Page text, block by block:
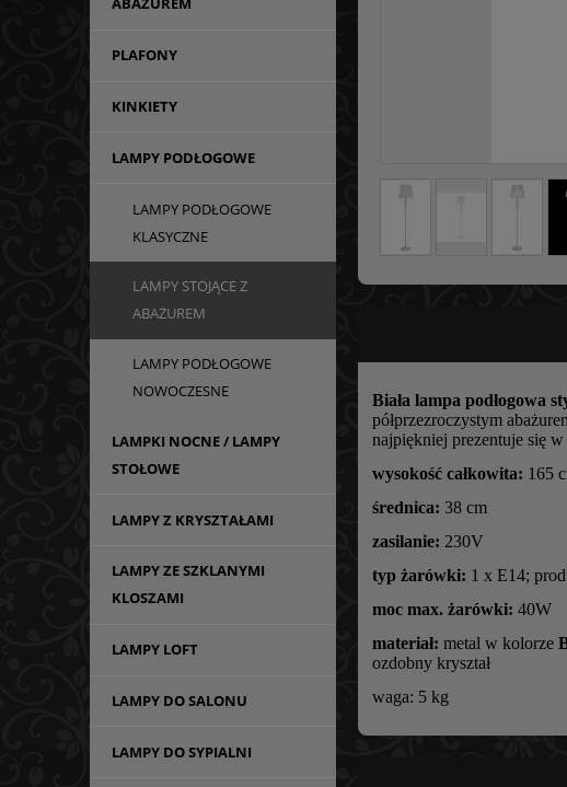
PLAFONY
KINKIETY
LAMPY PODŁOGOWE
LAMPY PODŁOGOWE
KLASYCZNE
LAMPY STOJĄCE Z
ABAŻUREM
LAMPY PODŁOGOWE
NOWOCZESNE
LAMPKI NOCNE / LAMPY
STOŁOWE
LAMPY Z KRYSZTAŁAMI
LAMPY ZE SZKLANYMI
KLOSZAMI
LAMPY LOFT
LAMPY DO SALONU
LAMPY DO SYPIALNI
Biała lampa podłogowa
półprzezroczystym
najpiękniej prezentuje się
wysokość całkowita: 165
średnica: 38 cm
zasilanie: 230V
typ żarówki: 1 x E14;
moc max. żarówki: 40W
materiał: metal w kolorze
ozdobny kryształ
waga: 5 kg